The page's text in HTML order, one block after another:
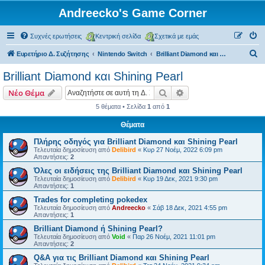
Andreecko's Game Corner
Συχνές ερωτήσεις Κεντρική σελίδα Σχετικά με εμάς
Ευρετήριο Δ. Συζήτησης Nintendo Switch Brilliant Diamond και Shining Pearl
Brilliant Diamond και Shining Pearl
Νέο Θέμα Αναζήτηση
5 θέματα • Σελίδα 1 από 1
Θέματα
Πλήρης οδηγός για Brilliant Diamond και Shining Pearl
Τελευταία δημοσίευση από Delibird « Κυρ 27 Νοέμ, 2022 6:09 pm
Απαντήσεις: 2
Όλες οι ειδήσεις της Brilliant Diamond και Shining Pearl
Τελευταία δημοσίευση από Delibird « Κυρ 19 Δεκ, 2021 9:30 pm
Απαντήσεις: 1
Trades for completing pokedex
Τελευταία δημοσίευση από Andreecko « Σάβ 18 Δεκ, 2021 4:55 pm
Απαντήσεις: 1
Brilliant Diamond ή Shining Pearl?
Τελευταία δημοσίευση από Void « Παρ 26 Νοέμ, 2021 11:01 pm
Απαντήσεις: 2
Q&A για τις Brilliant Diamond και Shining Pearl